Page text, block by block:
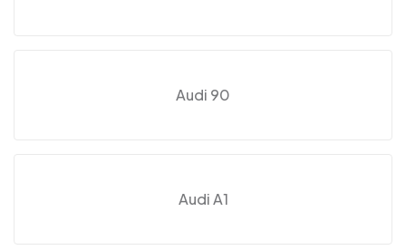
Audi 90
Audi A1